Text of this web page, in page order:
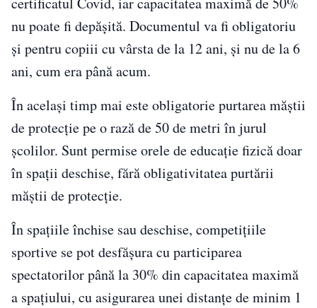
nu poate fi depășită. Documentul va fi obligatoriu
și pentru copiii cu vârsta de la 12 ani, și nu de la 6
ani, cum era până acum.
În același timp mai este obligatorie purtarea măștii
de protecție pe o rază de 50 de metri în jurul
școlilor. Sunt permise orele de educație fizică doar
în spații deschise, fără obligativitatea purtării
măștii de protecție.
În spaţiile închise sau deschise, competiţiile
sportive se pot desfăşura cu participarea
spectatorilor până la 30% din capacitatea maximă
a spaţiului, cu asigurarea unei distanţe de minim 1